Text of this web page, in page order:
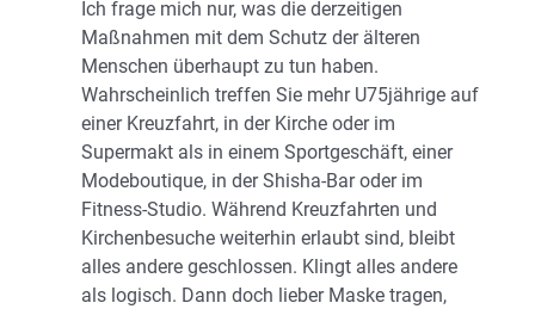
Ich frage mich nur, was die derzeitigen
Maßnahmen mit dem Schutz der älteren
Menschen überhaupt zu tun haben.
Wahrscheinlich treffen Sie mehr U75jährige auf
einer Kreuzfahrt, in der Kirche oder im
Supermakt als in einem Sportgeschäft, einer
Modeboutique, in der Shisha-Bar oder im
Fitness-Studio. Während Kreuzfahrten und
Kirchenbesuche weiterhin erlaubt sind, bleibt
alles andere geschlossen. Klingt alles andere
als logisch. Dann doch lieber Maske tragen,